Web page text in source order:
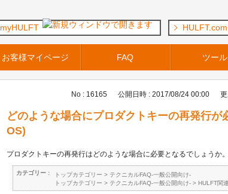
お客様マイページ FAQ ツール
myHULFT HULFT.com
No : 16165 公開日時 : 2017/08/24 00:00
どのような場合にプロダクトキーの再発行が
OS)
プロダクトキーの再発行はどのような場合に必要となるでしょうか。
カテゴリー : トップカテゴリー > テクニカルFAQ-一般公開向け-
トップカテゴリー > テクニカルFAQ-一般公開向け-> HULFT関連